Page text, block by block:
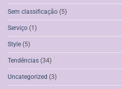
Sem classificação (5)
Serviço (1)
Style (5)
Tendências (34)
Uncategorized (3)